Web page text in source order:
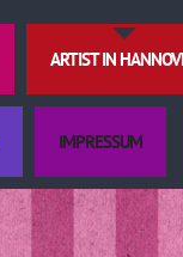
ARTIST IN
IMPRESSUM